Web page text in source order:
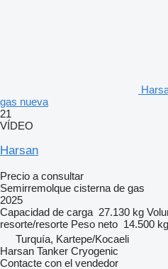
gas nueva
21
VÍDEO
Harsan
Precio a consultar
Semirremolque cisterna de gas
2025
Capacidad de carga 27.130 kg
resorte/resorte Peso neto 14.500 kg
Turquía, Kartepe/Kocaeli
Harsan Tanker Cryogenic
Contacte con el vendedor